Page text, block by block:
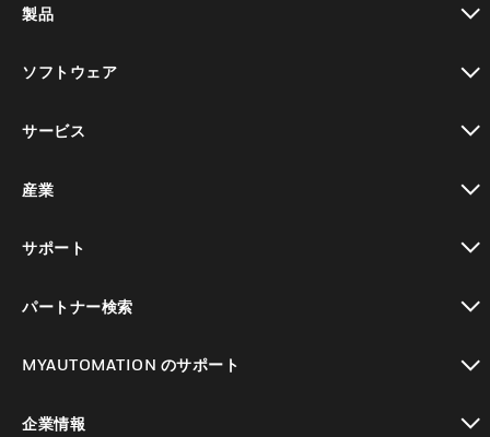
製品
ソフトウェア
サービス
産業
サポート
パートナー検索
MYAUTOMATION のサポート
企業情報